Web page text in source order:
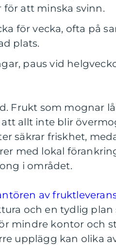
att minska svinn.
för vecka, ofta på
plats.
paus vid
Frukt som mognar
allt inte blir
säkrar friskhet,
med lokal
i området.
av
och en tydlig plan
mindre kontor och
upplägg kan olika